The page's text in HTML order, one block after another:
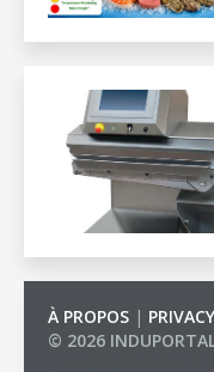
À PROPOS |
© 2026